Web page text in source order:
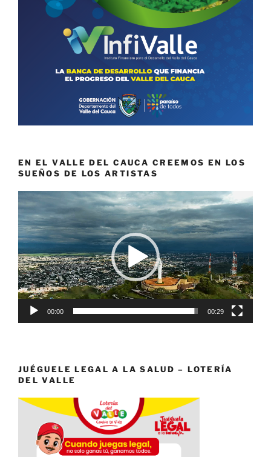
EN EL VALLE DEL CAUCA CREEMOS EN LOS
SUEÑOS DE LOS ARTISTAS
Reproductor
de
vídeo
00:00 00:29
JUÉGUELE LEGAL A LA SALUD – LOTERÍA
DEL VALLE